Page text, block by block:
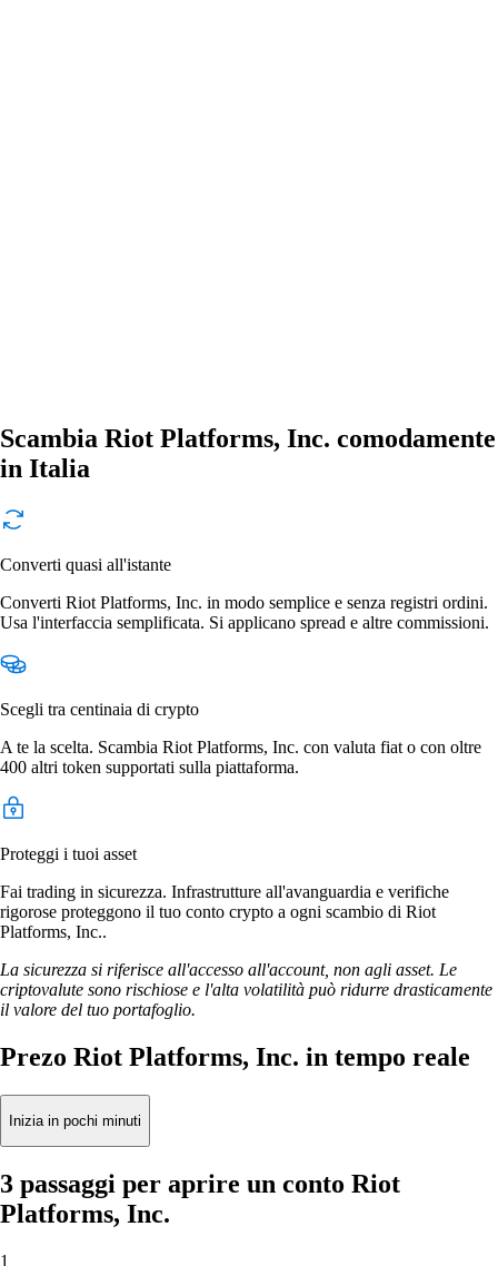
Scambia Riot Platforms, Inc. comodamente
in Italia
Converti quasi all'istante
Converti Riot Platforms, Inc. in modo semplice e senza registri ordini.
Usa l'interfaccia semplificata. Si applicano spread e altre commissioni.
Scegli tra centinaia di crypto
A te la scelta. Scambia Riot Platforms, Inc. con valuta fiat o con oltre
400 altri token supportati sulla piattaforma.
Proteggi i tuoi asset
Fai trading in sicurezza. Infrastrutture all'avanguardia e verifiche
rigorose proteggono il tuo conto crypto a ogni scambio di Riot
Platforms, Inc..
La sicurezza si riferisce all'accesso all'account, non agli asset. Le
criptovalute sono rischiose e l'alta volatilità può ridurre drasticamente
il valore del tuo portafoglio.
Prezo Riot Platforms, Inc. in tempo reale
Inizia in pochi minuti
3 passaggi per aprire un conto Riot
Platforms, Inc.
1